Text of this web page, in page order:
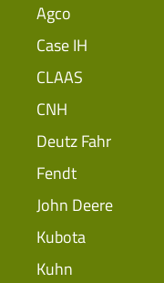
Agco
Case IH
CLAAS
CNH
Deutz Fahr
Fendt
John Deere
Kubota
Kuhn